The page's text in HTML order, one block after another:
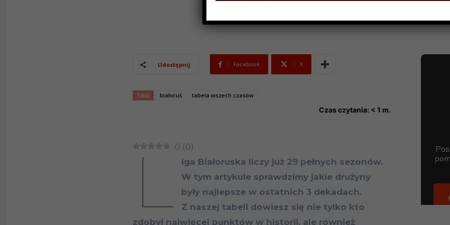
Udostępnij Facebook X
TAGI białoruś tabela wszech czasów
Czas czytania: < 1 m.
0 (0)
L
iga Białoruska liczy już 29 pełnych sezonów.
W tym artykule sprawdzimy jakie drużyny
były najlepsze w ostatnich 3 dekadach.
Z naszej tabeli dowiesz się nie tylko kto
zdobył najwięcej punktów w historii, ale również